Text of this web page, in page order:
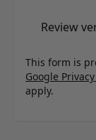
Review
This form is
Google
apply.